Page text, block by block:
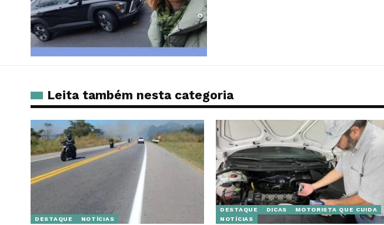
Leita também nesta categoria
DESTAQUE NOTÍCIAS
DESTAQUE DICAS
MOTORISTA QUE CUIDA
NOTÍCIAS